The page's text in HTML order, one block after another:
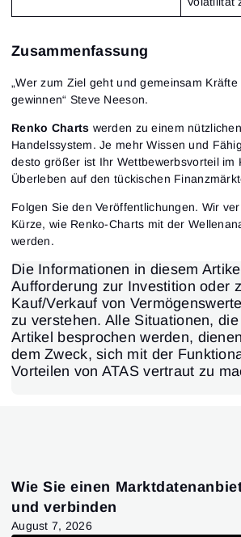
Zusammenfassung
„Wer zum Ziel geht und gemeinsam
gewinnen“ Steve Neeson.
Renko Charts werden zu einem
Handelssystem. Je mehr Wissen und
desto größer ist Ihr Wettbewerbsvorteil im
Überleben auf den tückischen
Folgen Sie den Veröffentlichungen. Wir
Kürze, wie Renko-Charts mit der
werden.
Die Informationen in diesem
Aufforderung zur Investition oder
Kauf/Verkauf von
zu verstehen. Alle Situationen,
Artikel besprochen werden,
dem Zweck, sich mit der
Vorteilen von ATAS vertraut zu
Wie Sie einen
und verbinden
August 7, 2026